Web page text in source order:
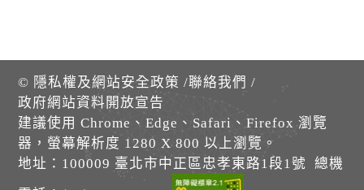
© 隱私權及網站安全政策 /聯絡我們 /
政府網站資料開放宣告
建議使用 Chrome、Edge、Safari、Firefox 瀏覽
器，螢幕解析度 1280 X 800 以上瀏覽。
地址：100009 臺北市中正區忠孝東路1段1號 總機